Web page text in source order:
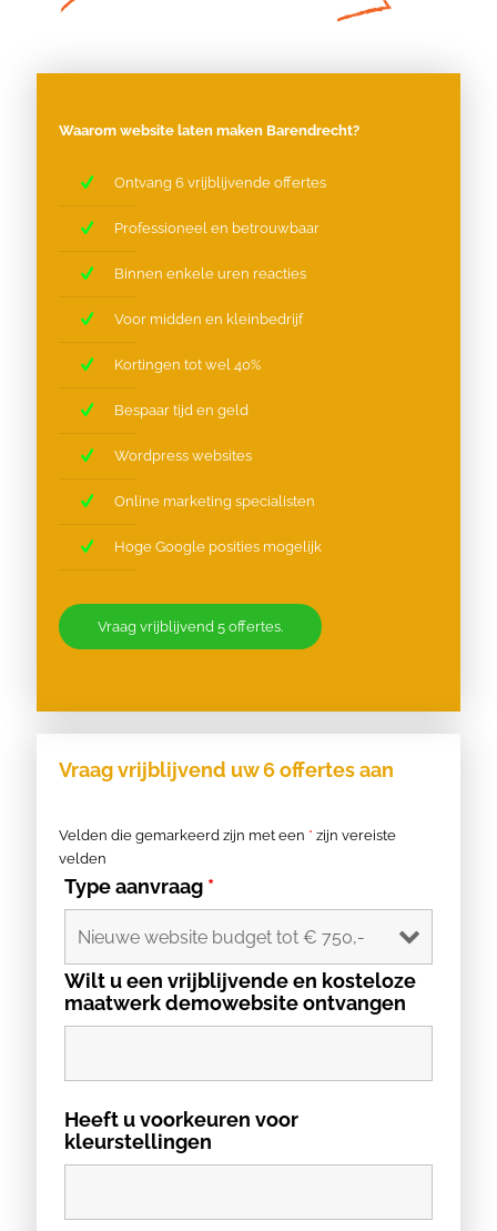
Waarom website laten maken Barendrecht?
Ontvang 6 vrijblijvende offertes
Professioneel en betrouwbaar
Binnen enkele uren reacties
Voor midden en kleinbedrijf
Kortingen tot wel 40%
Bespaar tijd en geld
Wordpress websites
Online marketing specialisten
Hoge Google posities mogelijk
Vraag vrijblijvend 5 offertes.
Vraag vrijblijvend uw 6 offertes aan
Velden die gemarkeerd zijn met een * zijn vereiste
velden
Type aanvraag *
Wilt u een vrijblijvende en kosteloze
maatwerk demowebsite ontvangen
Heeft u voorkeuren voor
kleurstellingen